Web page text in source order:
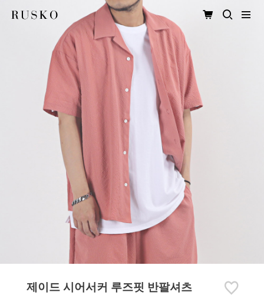
제이드 시어서커 루즈핏 반팔셔츠